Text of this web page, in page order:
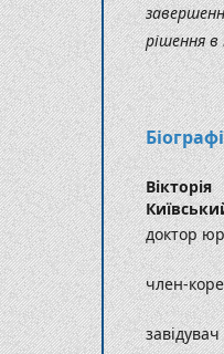
рішення
доктор
член-